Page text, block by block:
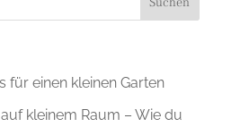
für einen kleinen Garten
kleinem Raum – Wie du